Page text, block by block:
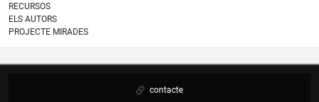
RECURSOS
ELS AUTORS
PROJECTE MIRADES
contacte